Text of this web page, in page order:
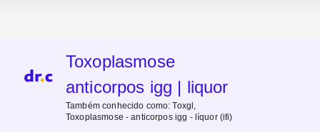
Toxoplasmose
anticorpos igg | liquor
Também conhecido como:Toxgl,
Toxoplasmose - anticorpos igg - líquor (ifi)